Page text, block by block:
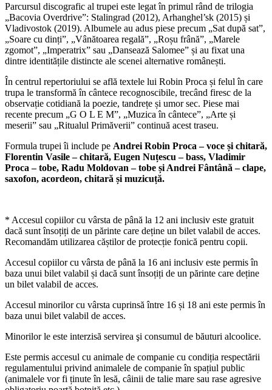
Parcursul discografic al trupei este legat în primul rând de trilogia
„Bacovia Overdrive”: Stalingrad (2012), Arhanghel’sk (2015) și
Vladivostok (2019). Albumele au adus piese precum „Sat după sat”,
„Soare cu dinți”, „Vânătoarea regală”, „Roșu frână”, „Marele
zgomot”, „Imperatrix” sau „Dansează Salomee” și au fixat una
dintre identitățile distincte ale scenei alternative românești.
În centrul repertoriului se află textele lui Robin Proca și felul în care
trupa le transformă în cântece recognoscibile, trecând firesc de la
observație cotidiană la poezie, tandrețe și umor sec. Piese mai
recente precum „G O L E M”, „Muzica în cântece”, „Arte și
meserii” sau „Ritualul Primăverii” continuă acest traseu.
Formula trupei îi include pe Andrei Robin Proca – voce și chitară,
Florentin Vasile – chitară, Eugen Nuțescu – bass, Vladimir
Proca – tobe, Radu Moldovan – tobe și Andrei Fântână – clape,
saxofon, acordeon, chitară și muzicuță.
* Accesul copiilor cu vârsta de până la 12 ani inclusiv este gratuit
dacă sunt însoțiți de un părinte care deține un bilet valabil de acces.
Recomandăm utilizarea căștilor de protecție fonică pentru copii.
Accesul copiilor cu vârsta de până la 16 ani inclusiv este permis în
baza unui bilet valabil și dacă sunt însoțiți de un părinte care deține
un bilet valabil de acces.
Accesul minorilor cu vârsta cuprinsă între 16 și 18 ani este permis în
baza unui bilet valabil de acces.
Minorilor le este interzisă servirea şi consumul de băuturi alcoolice.
Este permis accesul cu animale de companie cu condiția respectării
regulamentului privind animalele de companie în spațiul public
(animalele vor fi ținute în lesă, câinii de talie mare sau rase agresive